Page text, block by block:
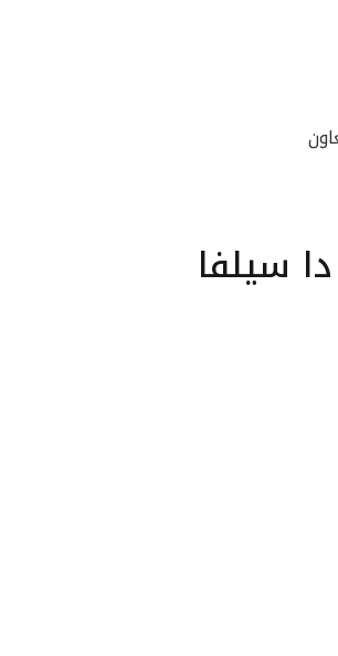
سيلفا